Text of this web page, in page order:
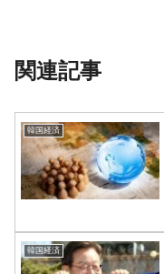
関連記事
韓国経済
韓国経済